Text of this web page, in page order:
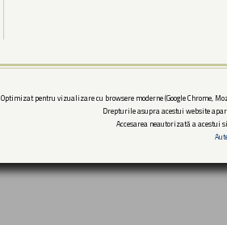
Optimizat pentru vizualizare cu browsere moderne (Google Chrome,
Drepturile asupra acestui website
Accesarea neautorizată a acestui